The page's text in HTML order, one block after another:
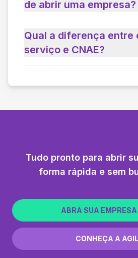
de abrir uma empresa?
Qual a diferença entre
serviço e CNAE?
Tudo pronto para abrir
forma rápida e sem
ABRA SUA
CONHEÇA A